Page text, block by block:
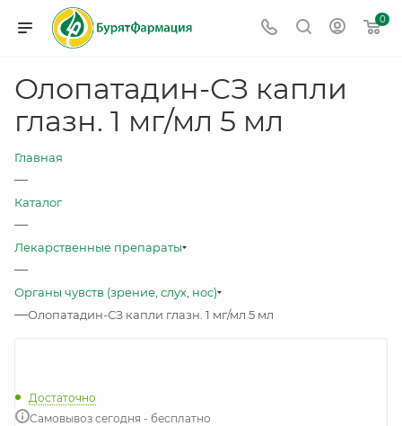
0
Олопатадин-СЗ капли
глазн. 1 мг/мл 5 мл
Главная
—
Каталог
—
Лекарственные препараты
—
Органы чувств (зрение, слух, нос)
—Олопатадин-СЗ капли глазн. 1 мг/мл 5 мл
Достаточно
Самовывоз сегодня - бесплатно